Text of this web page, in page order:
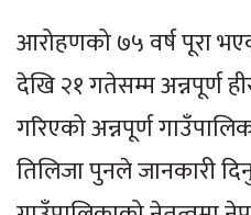
आरोहणको ७५ वर्ष पूरा
देखि २१ गतेसम्म अन्नपूर्ण
गरिएको अन्नपूर्ण
तिलिजा पुनले जानकारी